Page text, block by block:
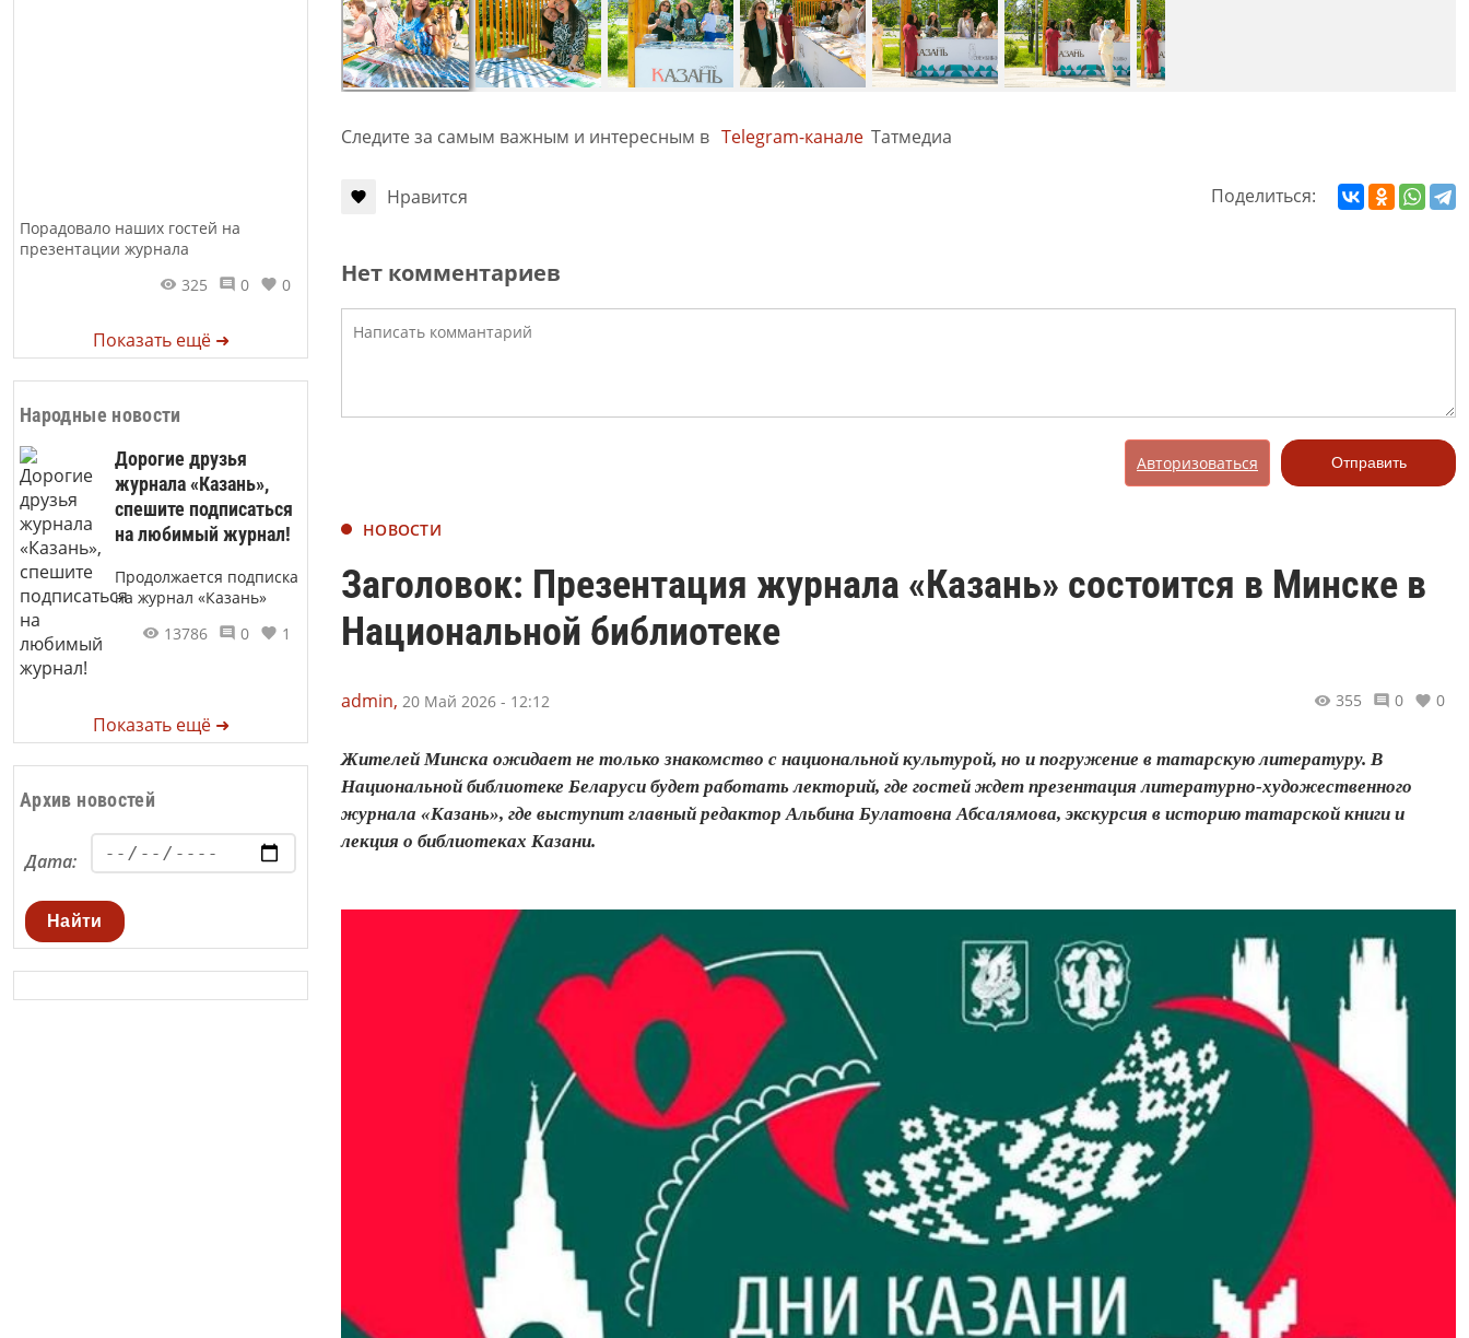
Порадовало наших гостей на
презентации журнала
325
0 0
Показать ещё ➜
Народные новости
Дорогие друзья
журнала «Казань»,
спешите подписаться
на любимый журнал!
Продолжается подписка
на журнал «Казань»
13786
0 1
Показать ещё ➜
Архив новостей
Дата:
Найти
Следите за самым важным и интересным в Telegram-канале Татмедиа
Нравится Поделиться:
Нет комментариев
Авторизоваться Отправить
НОВОСТИ
Заголовок: Презентация журнала «Казань» состоится в Минске в
Национальной библиотеке
admin, 20 Май 2026 - 12:12 355 0 0
Жителей Минска ожидает не только знакомство с национальной культурой, но и погружение в татарскую литературу. В
Национальной библиотеке Беларуси будет работать лекторий, где гостей ждет презентация литературно-художественного
журнала «Казань», где выступит главный редактор Альбина Булатовна Абсалямова, экскурсия в историю татарской книги и
лекция о библиотеках Казани.